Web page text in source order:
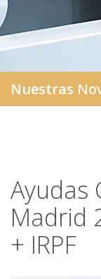
Nuestras
Ayudas
Madrid
+ IRPF